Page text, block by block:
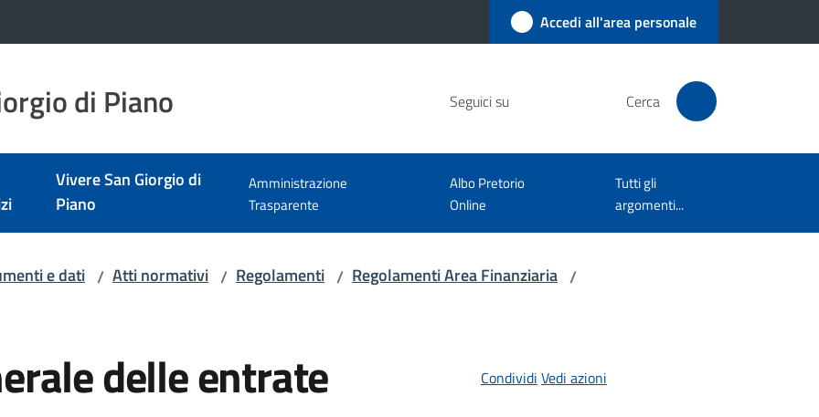
Accedi all'area personale
di Piano Seguici su Cerca
Vivere San Giorgio di
Piano
Amministrazione
Trasparente
Albo Pretorio
Online
Tutti gli
argomenti...
e dati / Atti normativi / Regolamenti / Regolamenti Area Finanziaria /
delle entrate
Condividi Vedi azioni